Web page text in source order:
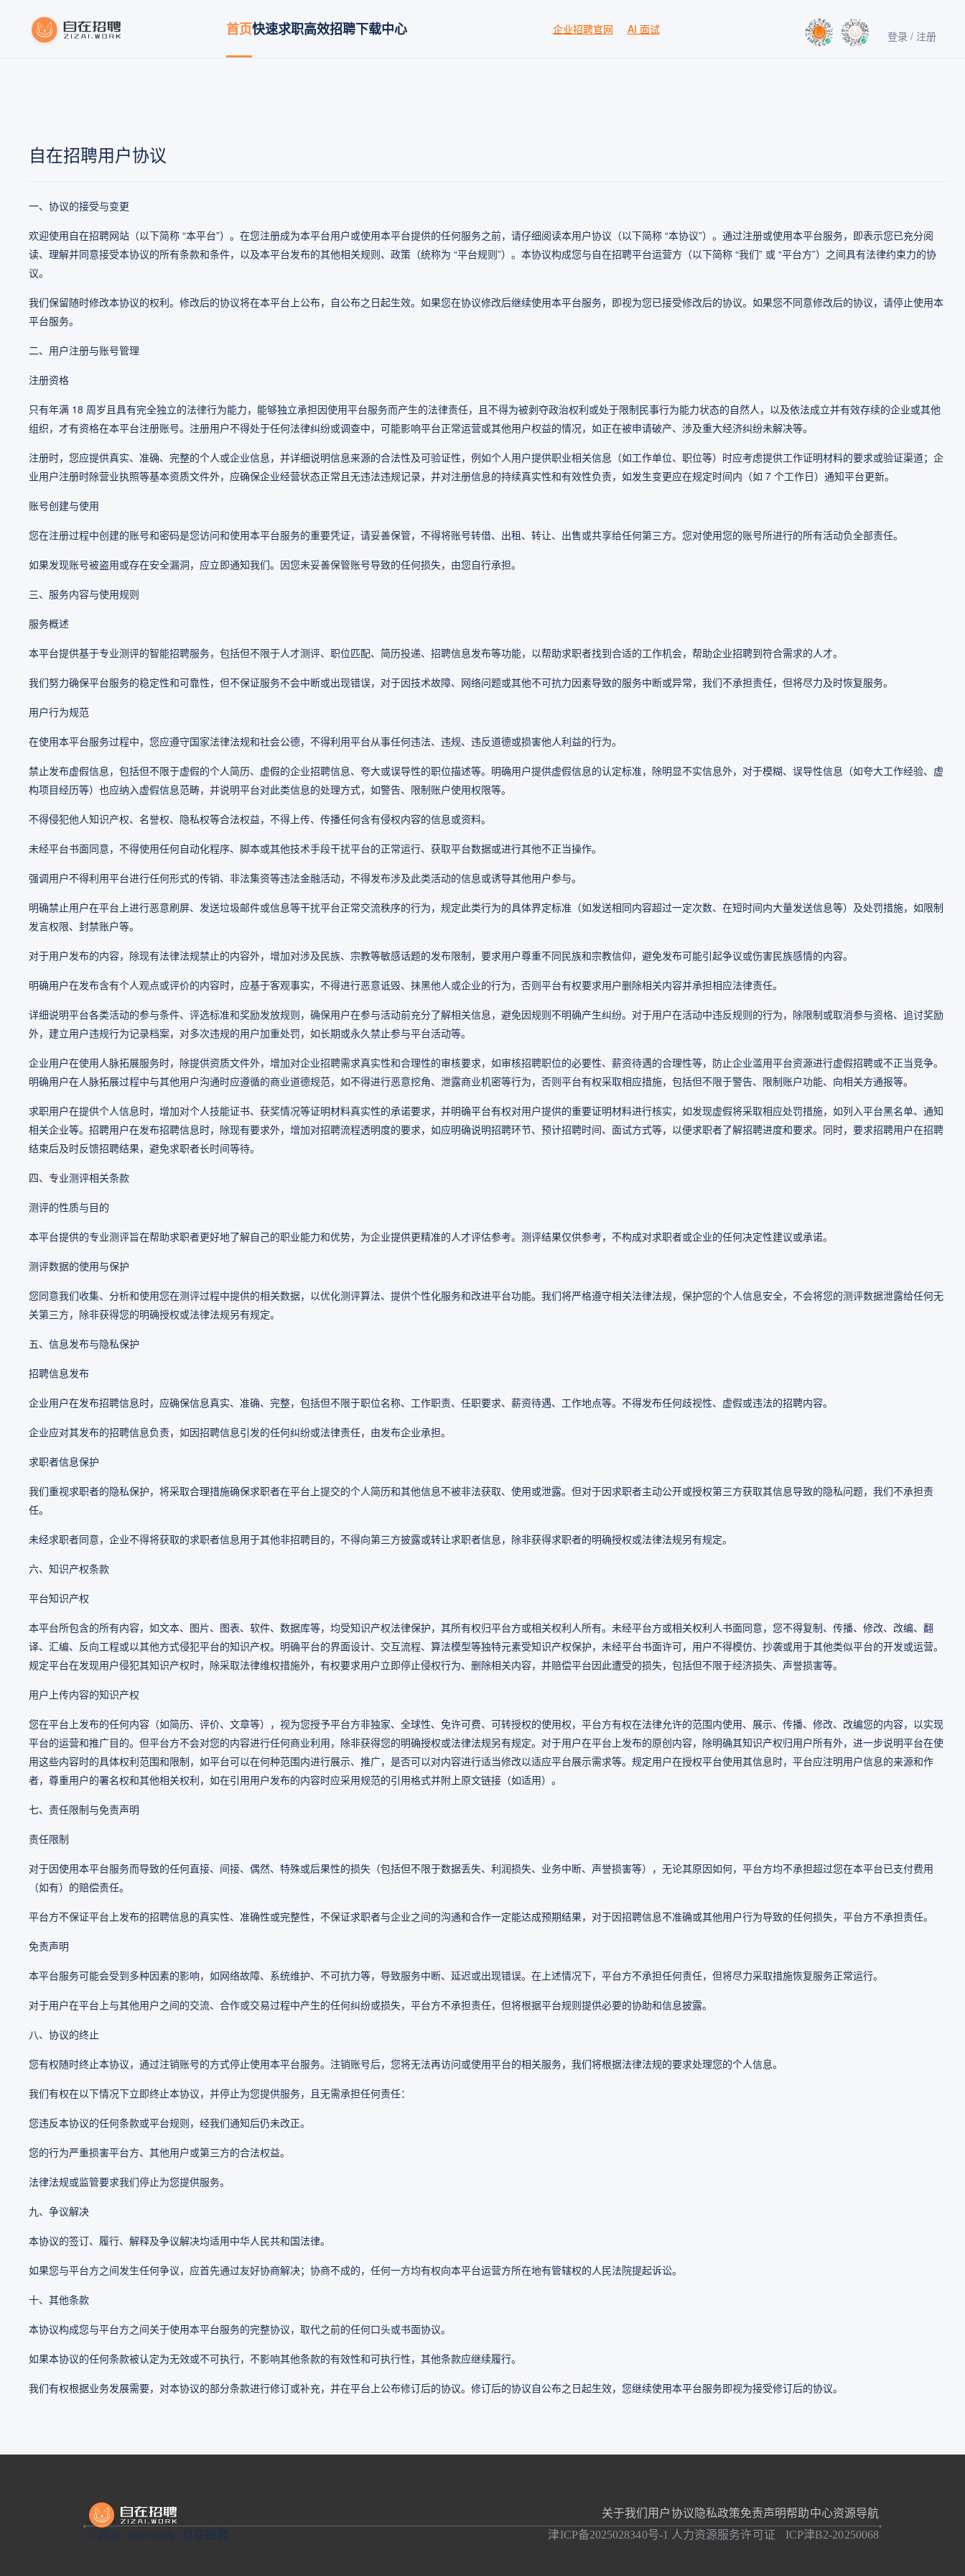
首页快速求职高效招聘下载中心 企业招聘官网 AI 面试 登录 / 注册
自在招聘用户协议
一、协议的接受与变更
欢迎使用自在招聘网站（以下简称 “本平台”）。在您注册成为本平台用户或使用本平台提供的任何服务之前，请仔细阅读本用户协议（以下简称 “本协议”）。通过注册或使用本平台服务，即表示您已充分阅
读、理解并同意接受本协议的所有条款和条件，以及本平台发布的其他相关规则、政策（统称为 “平台规则”）。本协议构成您与自在招聘平台运营方（以下简称 “我们” 或 “平台方”）之间具有法律约束力的协
议。
我们保留随时修改本协议的权利。修改后的协议将在本平台上公布，自公布之日起生效。如果您在协议修改后继续使用本平台服务，即视为您已接受修改后的协议。如果您不同意修改后的协议，请停止使用本
平台服务。
二、用户注册与账号管理
注册资格
只有年满 18 周岁且具有完全独立的法律行为能力，能够独立承担因使用平台服务而产生的法律责任，且不得为被剥夺政治权利或处于限制民事行为能力状态的自然人，以及依法成立并有效存续的企业或其他
组织，才有资格在本平台注册账号。注册用户不得处于任何法律纠纷或调查中，可能影响平台正常运营或其他用户权益的情况，如正在被申请破产、涉及重大经济纠纷未解决等。
注册时，您应提供真实、准确、完整的个人或企业信息，并详细说明信息来源的合法性及可验证性，例如个人用户提供职业相关信息（如工作单位、职位等）时应考虑提供工作证明材料的要求或验证渠道；企
业用户注册时除营业执照等基本资质文件外，应确保企业经营状态正常且无违法违规记录，并对注册信息的持续真实性和有效性负责，如发生变更应在规定时间内（如 7 个工作日）通知平台更新。
账号创建与使用
您在注册过程中创建的账号和密码是您访问和使用本平台服务的重要凭证，请妥善保管，不得将账号转借、出租、转让、出售或共享给任何第三方。您对使用您的账号所进行的所有活动负全部责任。
如果发现账号被盗用或存在安全漏洞，应立即通知我们。因您未妥善保管账号导致的任何损失，由您自行承担。
三、服务内容与使用规则
服务概述
本平台提供基于专业测评的智能招聘服务，包括但不限于人才测评、职位匹配、简历投递、招聘信息发布等功能，以帮助求职者找到合适的工作机会，帮助企业招聘到符合需求的人才。
我们努力确保平台服务的稳定性和可靠性，但不保证服务不会中断或出现错误，对于因技术故障、网络问题或其他不可抗力因素导致的服务中断或异常，我们不承担责任，但将尽力及时恢复服务。
用户行为规范
在使用本平台服务过程中，您应遵守国家法律法规和社会公德，不得利用平台从事任何违法、违规、违反道德或损害他人利益的行为。
禁止发布虚假信息，包括但不限于虚假的个人简历、虚假的企业招聘信息、夸大或误导性的职位描述等。明确用户提供虚假信息的认定标准，除明显不实信息外，对于模糊、误导性信息（如夸大工作经验、虚
构项目经历等）也应纳入虚假信息范畴，并说明平台对此类信息的处理方式，如警告、限制账户使用权限等。
不得侵犯他人知识产权、名誉权、隐私权等合法权益，不得上传、传播任何含有侵权内容的信息或资料。
未经平台书面同意，不得使用任何自动化程序、脚本或其他技术手段干扰平台的正常运行、获取平台数据或进行其他不正当操作。
强调用户不得利用平台进行任何形式的传销、非法集资等违法金融活动，不得发布涉及此类活动的信息或诱导其他用户参与。
明确禁止用户在平台上进行恶意刷屏、发送垃圾邮件或信息等干扰平台正常交流秩序的行为，规定此类行为的具体界定标准（如发送相同内容超过一定次数、在短时间内大量发送信息等）及处罚措施，如限制
发言权限、封禁账户等。
对于用户发布的内容，除现有法律法规禁止的内容外，增加对涉及民族、宗教等敏感话题的发布限制，要求用户尊重不同民族和宗教信仰，避免发布可能引起争议或伤害民族感情的内容。
明确用户在发布含有个人观点或评价的内容时，应基于客观事实，不得进行恶意诋毁、抹黑他人或企业的行为，否则平台有权要求用户删除相关内容并承担相应法律责任。
详细说明平台各类活动的参与条件、评选标准和奖励发放规则，确保用户在参与活动前充分了解相关信息，避免因规则不明确产生纠纷。对于用户在活动中违反规则的行为，除限制或取消参与资格、追讨奖励
外，建立用户违规行为记录档案，对多次违规的用户加重处罚，如长期或永久禁止参与平台活动等。
企业用户在使用人脉拓展服务时，除提供资质文件外，增加对企业招聘需求真实性和合理性的审核要求，如审核招聘职位的必要性、薪资待遇的合理性等，防止企业滥用平台资源进行虚假招聘或不正当竞争。
明确用户在人脉拓展过程中与其他用户沟通时应遵循的商业道德规范，如不得进行恶意挖角、泄露商业机密等行为，否则平台有权采取相应措施，包括但不限于警告、限制账户功能、向相关方通报等。
求职用户在提供个人信息时，增加对个人技能证书、获奖情况等证明材料真实性的承诺要求，并明确平台有权对用户提供的重要证明材料进行核实，如发现虚假将采取相应处罚措施，如列入平台黑名单、通知
相关企业等。招聘用户在发布招聘信息时，除现有要求外，增加对招聘流程透明度的要求，如应明确说明招聘环节、预计招聘时间、面试方式等，以便求职者了解招聘进度和要求。同时，要求招聘用户在招聘
结束后及时反馈招聘结果，避免求职者长时间等待。
四、专业测评相关条款
测评的性质与目的
本平台提供的专业测评旨在帮助求职者更好地了解自己的职业能力和优势，为企业提供更精准的人才评估参考。测评结果仅供参考，不构成对求职者或企业的任何决定性建议或承诺。
测评数据的使用与保护
您同意我们收集、分析和使用您在测评过程中提供的相关数据，以优化测评算法、提供个性化服务和改进平台功能。我们将严格遵守相关法律法规，保护您的个人信息安全，不会将您的测评数据泄露给任何无
关第三方，除非获得您的明确授权或法律法规另有规定。
五、信息发布与隐私保护
招聘信息发布
企业用户在发布招聘信息时，应确保信息真实、准确、完整，包括但不限于职位名称、工作职责、任职要求、薪资待遇、工作地点等。不得发布任何歧视性、虚假或违法的招聘内容。
企业应对其发布的招聘信息负责，如因招聘信息引发的任何纠纷或法律责任，由发布企业承担。
求职者信息保护
我们重视求职者的隐私保护，将采取合理措施确保求职者在平台上提交的个人简历和其他信息不被非法获取、使用或泄露。但对于因求职者主动公开或授权第三方获取其信息导致的隐私问题，我们不承担责
任。
未经求职者同意，企业不得将获取的求职者信息用于其他非招聘目的，不得向第三方披露或转让求职者信息，除非获得求职者的明确授权或法律法规另有规定。
六、知识产权条款
平台知识产权
本平台所包含的所有内容，如文本、图片、图表、软件、数据库等，均受知识产权法律保护，其所有权归平台方或相关权利人所有。未经平台方或相关权利人书面同意，您不得复制、传播、修改、改编、翻
译、汇编、反向工程或以其他方式侵犯平台的知识产权。明确平台的界面设计、交互流程、算法模型等独特元素受知识产权保护，未经平台书面许可，用户不得模仿、抄袭或用于其他类似平台的开发或运营。
规定平台在发现用户侵犯其知识产权时，除采取法律维权措施外，有权要求用户立即停止侵权行为、删除相关内容，并赔偿平台因此遭受的损失，包括但不限于经济损失、声誉损害等。
用户上传内容的知识产权
您在平台上发布的任何内容（如简历、评价、文章等），视为您授予平台方非独家、全球性、免许可费、可转授权的使用权，平台方有权在法律允许的范围内使用、展示、传播、修改、改编您的内容，以实现
平台的运营和推广目的。但平台方不会对您的内容进行任何商业利用，除非获得您的明确授权或法律法规另有规定。对于用户在平台上发布的原创内容，除明确其知识产权归用户所有外，进一步说明平台在使
用这些内容时的具体权利范围和限制，如平台可以在何种范围内进行展示、推广，是否可以对内容进行适当修改以适应平台展示需求等。规定用户在授权平台使用其信息时，平台应注明用户信息的来源和作
者，尊重用户的署名权和其他相关权利，如在引用用户发布的内容时应采用规范的引用格式并附上原文链接（如适用）。
七、责任限制与免责声明
责任限制
对于因使用本平台服务而导致的任何直接、间接、偶然、特殊或后果性的损失（包括但不限于数据丢失、利润损失、业务中断、声誉损害等），无论其原因如何，平台方均不承担超过您在本平台已支付费用
（如有）的赔偿责任。
平台方不保证平台上发布的招聘信息的真实性、准确性或完整性，不保证求职者与企业之间的沟通和合作一定能达成预期结果，对于因招聘信息不准确或其他用户行为导致的任何损失，平台方不承担责任。
免责声明
本平台服务可能会受到多种因素的影响，如网络故障、系统维护、不可抗力等，导致服务中断、延迟或出现错误。在上述情况下，平台方不承担任何责任，但将尽力采取措施恢复服务正常运行。
对于用户在平台上与其他用户之间的交流、合作或交易过程中产生的任何纠纷或损失，平台方不承担责任，但将根据平台规则提供必要的协助和信息披露。
八、协议的终止
您有权随时终止本协议，通过注销账号的方式停止使用本平台服务。注销账号后，您将无法再访问或使用平台的相关服务，我们将根据法律法规的要求处理您的个人信息。
我们有权在以下情况下立即终止本协议，并停止为您提供服务，且无需承担任何责任：
您违反本协议的任何条款或平台规则，经我们通知后仍未改正。
您的行为严重损害平台方、其他用户或第三方的合法权益。
法律法规或监管要求我们停止为您提供服务。
九、争议解决
本协议的签订、履行、解释及争议解决均适用中华人民共和国法律。
如果您与平台方之间发生任何争议，应首先通过友好协商解决；协商不成的，任何一方均有权向本平台运营方所在地有管辖权的人民法院提起诉讼。
十、其他条款
本协议构成您与平台方之间关于使用本平台服务的完整协议，取代之前的任何口头或书面协议。
如果本协议的任何条款被认定为无效或不可执行，不影响其他条款的有效性和可执行性，其他条款应继续履行。
我们有权根据业务发展需要，对本协议的部分条款进行修订或补充，并在平台上公布修订后的协议。修订后的协议自公布之日起生效，您继续使用本平台服务即视为接受修订后的协议。
关于我们 用户协议 隐私政策免责声明帮助中心资源导航
© 2026 zizai.work
自在招聘 津ICP备2025028340号-1 人力资源服务许可证 ICP津B2-20250068